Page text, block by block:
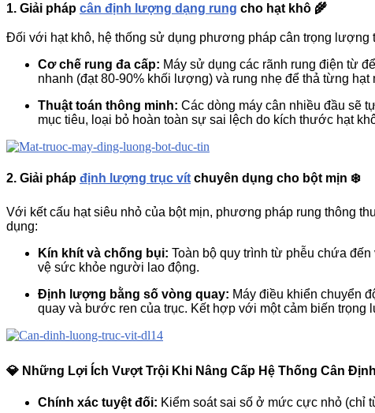
1. Giải pháp cân định lượng dạng rung cho hạt khô 🌾
Đối với hạt khô, hệ thống sử dụng phương pháp cân trọng lượng
Cơ chế rung đa cấp: Máy sử dụng các rãnh rung điện từ
nhanh (đạt 80-90% khối lượng) và rung nhẹ để thả từng
Thuật toán thông minh: Các dòng máy cân nhiều đầu sẽ
mục tiêu, loại bỏ hoàn toàn sự sai lệch do kích thước hạt
2. Giải pháp định lượng trục vít chuyên dụng cho bột mịn ❄️
Với kết cấu hạt siêu nhỏ của bột mịn, phương pháp rung thông
dụng:
Kín khít và chống bụi: Toàn bộ quy trình từ phễu chứa
vệ sức khỏe người lao động.
Định lượng bằng số vòng quay: Máy điều khiển chuyển
quay và bước ren của trục. Kết hợp với một cảm biến
💎 Những Lợi Ích Vượt Trội Khi Nâng Cấp Hệ Thống Cân
Chính xác tuyệt đối: Kiểm soát sai số ở mức cực nhỏ (chỉ